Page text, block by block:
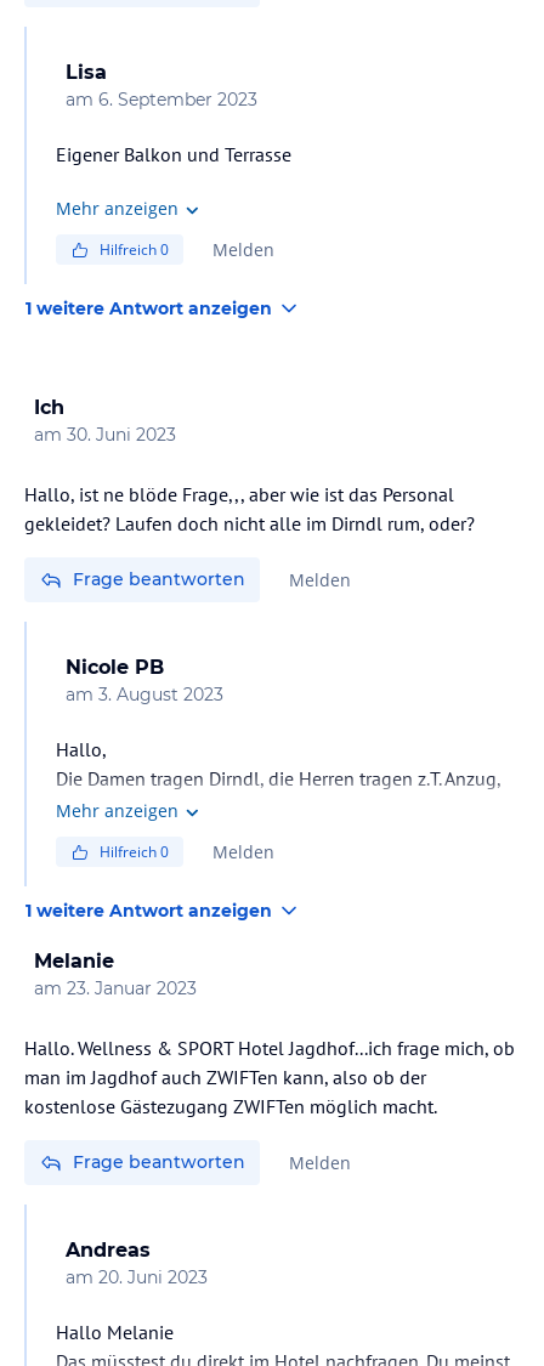
Lisa
am 6. September 2023
Eigener Balkon und Terrasse
Mehr anzeigen
Hilfreich0 Melden
1 weitere Antwort anzeigen
Ich
am 30. Juni 2023
Hallo, ist ne blöde Frage,,, aber wie ist das Personal
gekleidet? Laufen doch nicht alle im Dirndl rum, oder?
Frage beantworten Melden
Nicole PB
am 3. August 2023
Hallo,
Die Damen tragen Dirndl, die Herren tragen z.T. Anzug,
aber auch Trachtenwesten.
Mehr anzeigen
Hilfreich0 Melden
1 weitere Antwort anzeigen
Melanie
am 23. Januar 2023
Hallo. Wellness & SPORT Hotel Jagdhof...ich frage mich, ob
man im Jagdhof auch ZWIFTen kann, also ob der
kostenlose Gästezugang ZWIFTen möglich macht.
Frage beantworten Melden
Andreas
am 20. Juni 2023
Hallo Melanie
Das müsstest du direkt im Hotel nachfragen. Du meinst